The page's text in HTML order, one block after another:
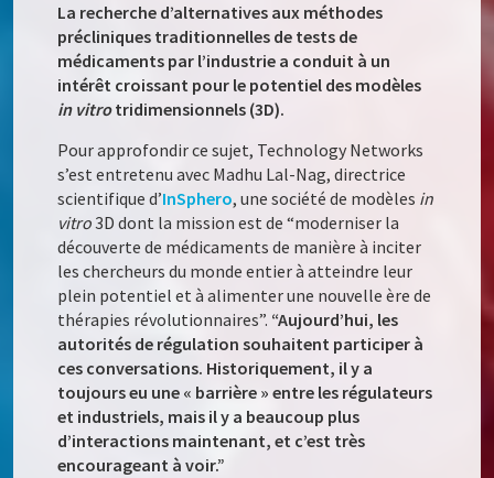
La recherche d’alternatives aux méthodes
précliniques traditionnelles de tests de
médicaments par l’industrie a conduit à un
intérêt croissant pour le potentiel des modèles
in vitrotridimensionnels (3D).
Pour approfondir ce sujet, Technology Networks
s’est entretenu avec Madhu Lal-Nag, directrice
scientifique d’InSphero, une société de modèles in
vitro3D dont la mission est de “moderniser la
découverte de médicaments de manière à inciter
les chercheurs du monde entier à atteindre leur
plein potentiel et à alimenter une nouvelle ère de
thérapies révolutionnaires”. “Aujourd’hui, les
autorités de régulation souhaitent participer à
ces conversations. Historiquement, il y a
toujours eu une « barrière » entre les régulateurs
et industriels, mais il y a beaucoup plus
d’interactions maintenant, et c’est très
encourageant à voir.”